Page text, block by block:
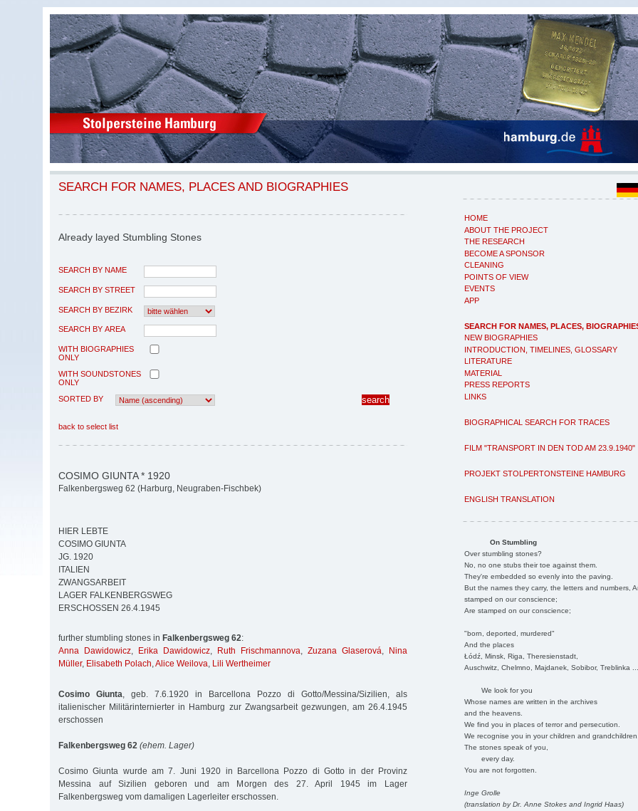
HOME
ABOUT THE PROJECT
THE RESEARCH
BECOME A SPONSOR
CLEANING
POINTS OF VIEW
EVENTS
APP
SEARCH FOR NAMES, PLACES,
NEW BIOGRAPHIES
INTRODUCTION, TIMELINES, GLOSSARY
LITERATURE
MATERIAL
PRESS REPORTS
LINKS
BIOGRAPHICAL SEARCH FOR TRACES
FILM "TRANSPORT IN DEN TOD AM 23.9.1940"
PROJEKT STOLPERTONSTEINE HAMBURG
ENGLISH TRANSLATION
On Stumbling
Over stumbling stones?
No, no one stubs their toe against them.
They're embedded so evenly into the paving.
But the names they carry, the letters and numbers,
stamped on our conscience;
Are stamped on our conscience;
"born, deported, murdered"
And the places
Łódź, Minsk, Riga, Theresienstadt,
Auschwitz, Chelmno, Majdanek, Sobibor, Treblinka
We look for you
Whose names are written in the archives
and the heavens.
We find you in places of terror and persecution.
We recognise you in your children and
The stones speak of you,
every day.
You are not forgotten.
Inge Grolle
(translation by Dr. Anne Stokes and Ingrid Haas)
SEARCH FOR NAMES, PLACES AND BIOGRAPHIES
Already layed Stumbling Stones
SEARCH BY NAME
SEARCH BY STREET
SEARCH BY BEZIRK
SEARCH BY AREA
WITH BIOGRAPHIES
ONLY
WITH SOUNDSTONES
ONLY
SORTED BY
back to select list
COSIMO GIUNTA * 1920
Falkenbergsweg 62 (Harburg, Neugraben-Fischbek)
HIER LEBTE
COSIMO GIUNTA
JG. 1920
ITALIEN
ZWANGSARBEIT
LAGER FALKENBERGSWEG
ERSCHOSSEN 26.4.1945
further stumbling stones in Falkenbergsweg 62:
Anna Dawidowicz, Erika Dawidowicz, Ruth Frischmannova, Zuzana Glaserová,
Nina
Müller, Elisabeth Polach,Alice Weilova, Lili Wertheimer
Cosimo Giunta , geb. 7.6.1920 in Barcellona Pozzo di Gotto/Messina/Sizilien, als
italienischer Militärinternierter in Hamburg zur Zwangsarbeit gezwungen, am 26.4.1945
erschossen
Falkenbergsweg 62 (ehem. Lager)
Cosimo Giunta wurde am 7. Juni 1920 in Barcellona Pozzo di Gotto in der Provinz
Messina auf Sizilien geboren und am Morgen des 27. April 1945 im Lager
Falkenbergsweg vom damaligen Lagerleiter erschossen.